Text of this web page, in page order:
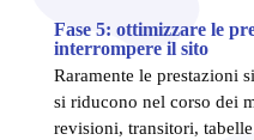
Fase 5: ottimizzare le
interrompere il sito
Raramente le prestazioni
si riducono nel corso dei
revisioni, transitori,